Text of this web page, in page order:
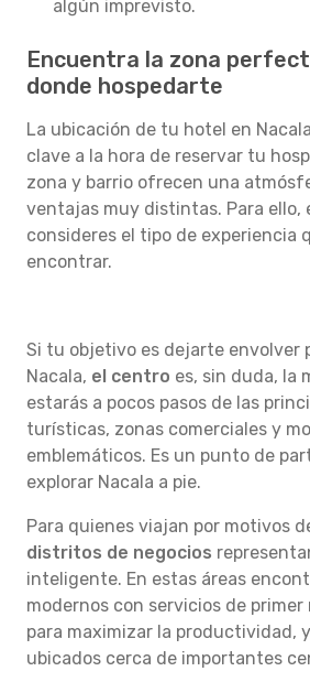
algún imprevisto.
Encuentra la zona
donde hospedarte
La ubicación de tu hotel en
clave a la hora de reservar tu
zona y barrio ofrecen una
ventajas muy distintas. Para ello,
consideres el tipo de experiencia
encontrar.
Si tu objetivo es dejarte envolver
Nacala, el centro es, sin duda, la
estarás a pocos pasos de las
turísticas, zonas comerciales y
emblemáticos. Es un punto de
explorar Nacala a pie.
Para quienes viajan por motivos
distritos de negocios
inteligente. En estas áreas
modernos con servicios de
para maximizar la productividad,
ubicados cerca de importantes